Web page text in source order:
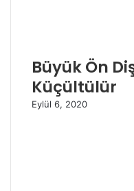
Büyük Ön
Küçültülür
Eylül 6, 2020